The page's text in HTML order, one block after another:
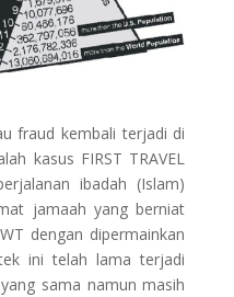
fraud kembali terjadi di
kasus FIRST TRAVEL
ibadah (Islam)
jamaah yang berniat
dengan dipermainkan
ini telah lama terjadi
sama namun masih